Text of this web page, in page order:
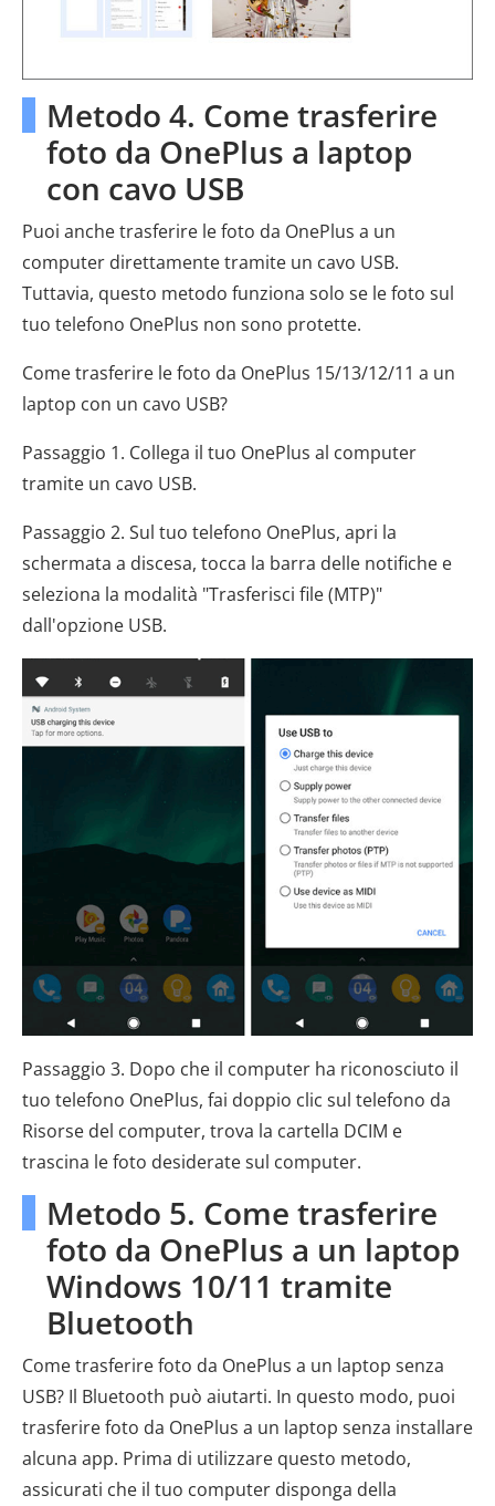
Metodo 4. Come trasferire
foto da OnePlus a laptop
con cavo USB
Puoi anche trasferire le foto da OnePlus a un
computer direttamente tramite un cavo USB.
Tuttavia, questo metodo funziona solo se le foto sul
tuo telefono OnePlus non sono protette.
Come trasferire le foto da OnePlus 15/13/12/11 a un
laptop con un cavo USB?
Passaggio 1. Collega il tuo OnePlus al computer
tramite un cavo USB.
Passaggio 2. Sul tuo telefono OnePlus, apri la
schermata a discesa, tocca la barra delle notifiche e
seleziona la modalità "Trasferisci file (MTP)"
dall'opzione USB.
Passaggio 3. Dopo che il computer ha riconosciuto il
tuo telefono OnePlus, fai doppio clic sul telefono da
Risorse del computer, trova la cartella DCIM e
trascina le foto desiderate sul computer.
Metodo 5. Come trasferire
foto da OnePlus a un laptop
Windows 10/11 tramite
Bluetooth
Come trasferire foto da OnePlus a un laptop senza
USB? Il Bluetooth può aiutarti. In questo modo, puoi
trasferire foto da OnePlus a un laptop senza installare
alcuna app. Prima di utilizzare questo metodo,
assicurati che il tuo computer disponga della